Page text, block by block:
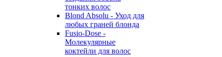
тонких волос
Blond Absolu - Уход для
любых граней блонда
Fusio-Dose -
Молекулярные
коктейли для волос